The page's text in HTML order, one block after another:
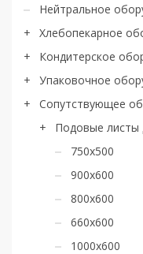
Нейтральное
Хлебопекарное
Кондитерское
Упаковочное
Сопутствующее
Подовые листы
750х500
900х600
800x600
660х600
1000х600